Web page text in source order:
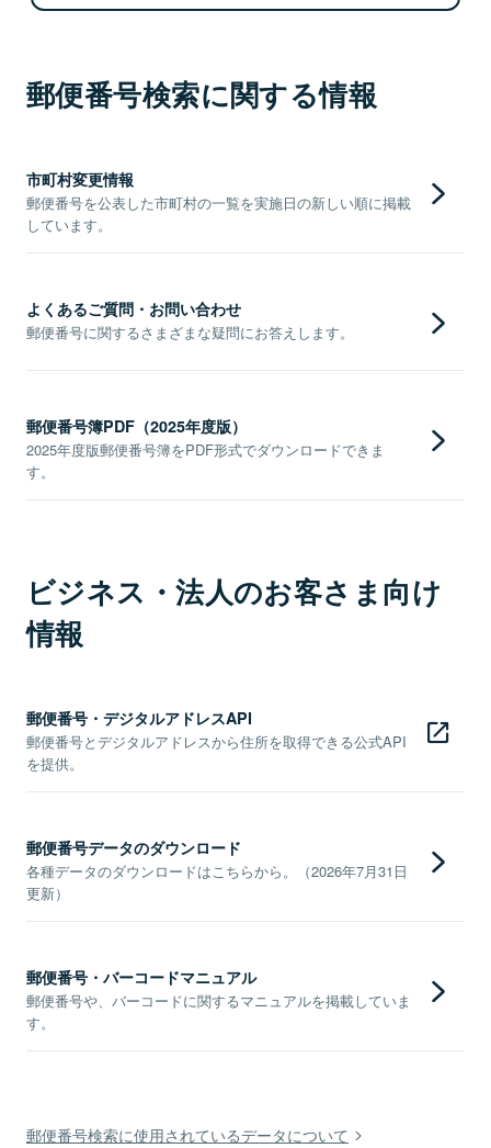
郵便番号検索に関する情報
市町村変更情報
郵便番号を公表した市町村の一覧を実施日の新しい順に掲載
しています。
よくあるご質問・お問い合わせ
郵便番号に関するさまざまな疑問にお答えします。
郵便番号簿PDF（2025年度版）
2025年度版郵便番号簿をPDF形式でダウンロードできま
す。
ビジネス・法人のお客さま向け
情報
郵便番号・デジタルアドレスAPI
郵便番号とデジタルアドレスから住所を取得できる公式API
を提供。
郵便番号データのダウンロード
各種データのダウンロードはこちらから。（2026年7月31日
更新）
郵便番号・バーコードマニュアル
郵便番号や、バーコードに関するマニュアルを掲載していま
す。
郵便番号検索に使用されているデータについて